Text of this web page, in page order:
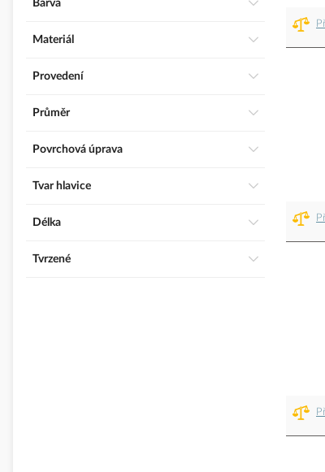
Barva
Materiál
Provedení
Průměr
Povrchová úprava
Tvar hlavice
Délka
Tvrzené